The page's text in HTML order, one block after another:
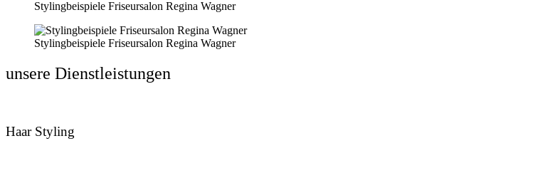
Stylingbeispiele Friseursalon Regina Wagner
Stylingbeispiele Friseursalon Regina Wagner
unsere Dienstleistungen
Haar Styling